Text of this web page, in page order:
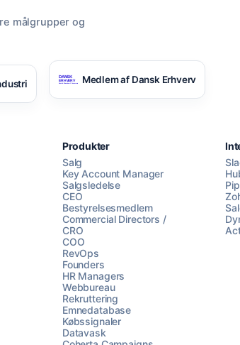
målgrupper og
Medlem af Dansk Erhverv
Produkter
Salg
Key Account Manager
Salgsledelse
CEO
Bestyrelsesmedlem
Commercial Directors /
CRO
COO
RevOps
Founders
HR Managers
Webbureau
Rekruttering
Emnedatabase
Købssignaler
Datavask